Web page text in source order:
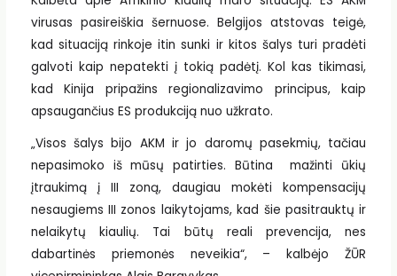
virusas pasireiškia šernuose. Belgijos atstovas teigė,
kad situaciją rinkoje itin sunki ir kitos šalys turi pradėti
galvoti kaip nepatekti į tokią padėtį. Kol kas tikimasi,
kad Kinija pripažins regionalizavimo principus, kaip
apsaugančius ES produkciją nuo užkrato.
„Visos šalys bijo AKM ir jo daromų pasekmių, tačiau
nepasimoko iš mūsų patirties. Būtina mažinti ūkių
įtraukimą į III zoną, daugiau mokėti kompensacijų
nesaugiems III zonos laikytojams, kad šie pasitrauktų ir
nelaikytų kiaulių. Tai būtų reali prevencija, nes
dabartinės priemonės neveikia“, – kalbėjo ŽŪR